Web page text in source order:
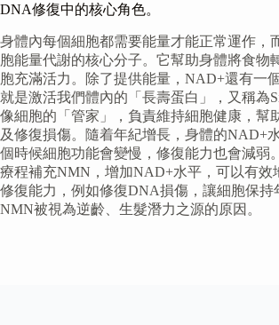
DNA修復中的核心角色。
身體內每個細胞都需要能量才能正常運作，
胞能量代謝的核心分子。它幫助身體將食物
胞充滿活力。除了提供能量，NAD+還有一
就是激活我們體內的「長壽蛋白」，又稱為
像細胞的「管家」，負責維持細胞健康，幫
及修復損傷。隨着年紀增長，身體的NAD+
個時候細胞功能會變慢，修復能力也會減弱
療程補充NMN，增加NAD+水平，可以有效
修復能力，例如修復DNA損傷，讓細胞保持
NMN被視為逆齡、生髮潛力之源的原因。